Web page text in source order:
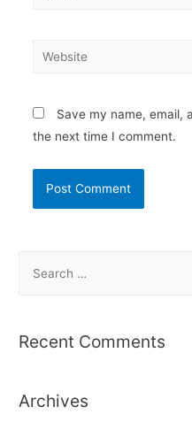
Website
Save my name, email,
the next time I comment.
r
f
Recent Comments
Archives